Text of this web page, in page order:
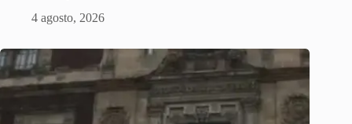
4 agosto, 2026